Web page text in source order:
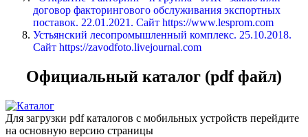
договор факторингового обслуживания экспортных
поставок. 22.01.2021. Сайт https://www.lesprom.com
Устьянский лесопромышленный комплекс. 25.10.2018.
Сайт https://zavodfoto.livejournal.com
Официальный каталог (pdf файл)
Для загрузки pdf каталогов с мобильных устройств перейдите
на основную версию страницы